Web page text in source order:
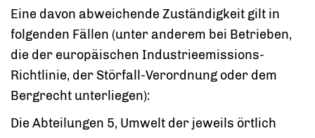
Eine davon abweichende Zuständigkeit gilt in
folgenden Fällen (unter anderem bei Betrieben,
die der europäischen Industrieemissions-
Richtlinie, der Störfall-Verordnung oder dem
Bergrecht unterliegen):
Die Abteilungen 5, Umwelt der jeweils örtlich